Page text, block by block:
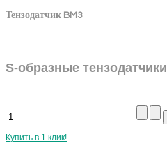
Тензодатчик BM3
S-образные тензодатчики
Купить в 1 клик!